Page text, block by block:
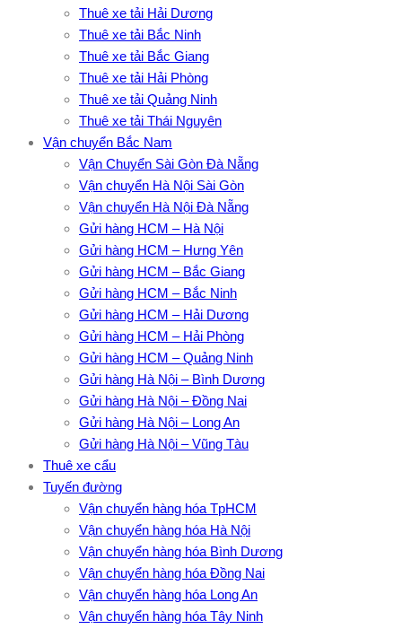
Thuê xe tải Hải Dương
Thuê xe tải Bắc Ninh
Thuê xe tải Bắc Giang
Thuê xe tải Hải Phòng
Thuê xe tải Quảng Ninh
Thuê xe tải Thái Nguyên
Vận chuyển Bắc Nam
Vận Chuyển Sài Gòn Đà Nẵng
Vận chuyển Hà Nội Sài Gòn
Vận chuyển Hà Nội Đà Nẵng
Gửi hàng HCM – Hà Nội
Gửi hàng HCM – Hưng Yên
Gửi hàng HCM – Bắc Giang
Gửi hàng HCM – Bắc Ninh
Gửi hàng HCM – Hải Dương
Gửi hàng HCM – Hải Phòng
Gửi hàng HCM – Quảng Ninh
Gửi hàng Hà Nội – Bình Dương
Gửi hàng Hà Nội – Đồng Nai
Gửi hàng Hà Nội – Long An
Gửi hàng Hà Nội – Vũng Tàu
Thuê xe cẩu
Tuyến đường
Vận chuyển hàng hóa TpHCM
Vận chuyển hàng hóa Hà Nội
Vận chuyển hàng hóa Bình Dương
Vận chuyển hàng hóa Đồng Nai
Vận chuyển hàng hóa Long An
Vận chuyển hàng hóa Tây Ninh